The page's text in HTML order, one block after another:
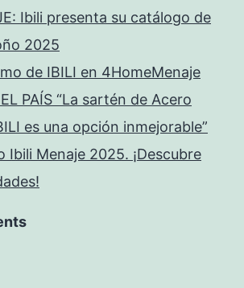
Ibili presenta su catálogo de
2025
de IBILI en 4HomeMenaje
PAÍS “La sartén de Acero
es una opción inmejorable”
Ibili Menaje 2025. ¡Descubre